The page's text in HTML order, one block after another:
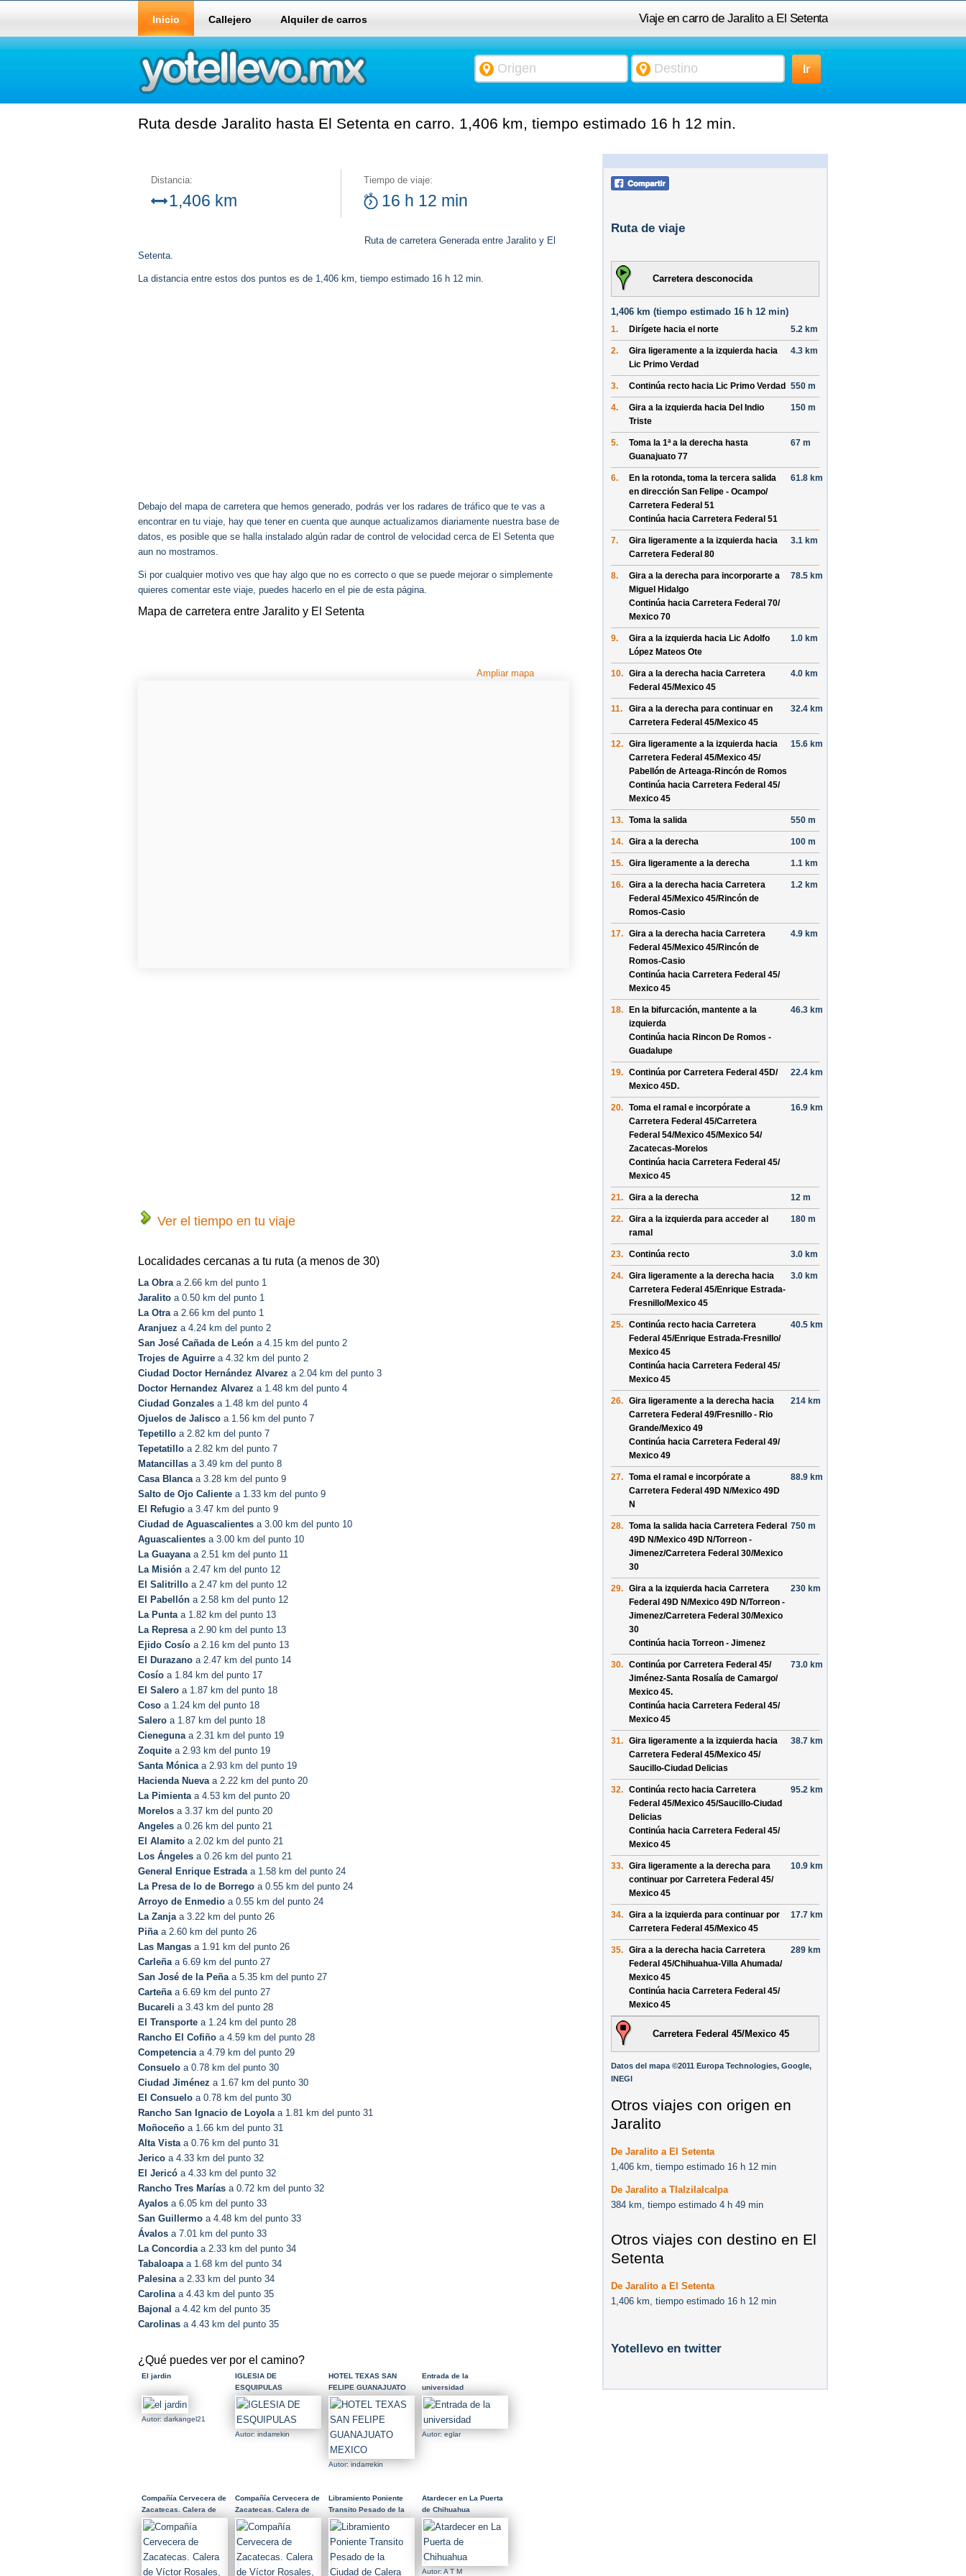
Viaje en carro de Jaralito a El Setenta
Inicio Callejero Alquiler de carros
Ruta desde Jaralito hasta El Setenta en carro. 1,406 km, tiempo estimado 16 h 12 min.
Distancia:
1,406 km
Tiempo de viaje:
16 h 12 min
Ruta de carretera Generada entre Jaralito y El
Setenta.
La distancia entre estos dos puntos es de 1,406 km, tiempo estimado 16 h 12 min.
Debajo del mapa de carretera que hemos generado, podrás ver los radares de tráfico que te vas a
encontrar en tu viaje, hay que tener en cuenta que aunque actualizamos diariamente nuestra base de
datos, es posible que se halla instalado algún radar de control de velocidad cerca de El Setenta que
aun no mostramos.
Si por cualquier motivo ves que hay algo que no es correcto o que se puede mejorar o simplemente
quieres comentar este viaje, puedes hacerlo en el pie de esta página.
Mapa de carretera entre Jaralito y El Setenta
Ampliar mapa
Ver el tiempo en tu viaje
Localidades cercanas a tu ruta (a menos de 30)
La Obraa 2.66 km del punto 1
Jaralito a 0.50 km del punto 1
La Otraa 2.66 km del punto 1
Aranjuez a 4.24 km del punto 2
San José Cañada de León a 4.15 km del punto 2
Trojes de Aguirre a 4.32 km del punto 2
Ciudad Doctor Hernández Alvarez a 2.04 km del punto 3
Doctor Hernandez Alvarez a 1.48 km del punto 4
Ciudad Gonzales a 1.48 km del punto 4
Ojuelos de Jalisco a 1.56 km del punto 7
Tepetillo a 2.82 km del punto 7
Tepetatillo a 2.82 km del punto 7
Matancillas a 3.49 km del punto 8
Casa Blancaa 3.28 km del punto 9
Salto de Ojo Caliente a 1.33 km del punto 9
El Refugio a 3.47 km del punto 9
Ciudad de Aguascalientes a 3.00 km del punto 10
Aguascalientes a 3.00 km del punto 10
La Guayanaa 2.51 km del punto 11
La Misión a 2.47 km del punto 12
El Salitrillo a 2.47 km del punto 12
El Pabellón a 2.58 km del punto 12
La Puntaa 1.82 km del punto 13
La Represaa 2.90 km del punto 13
Ejido Cosío a 2.16 km del punto 13
El Durazano a 2.47 km del punto 14
Cosío a 1.84 km del punto 17
El Salero a 1.87 km del punto 18
Coso a 1.24 km del punto 18
Salero a 1.87 km del punto 18
Cienegunaa 2.31 km del punto 19
Zoquite a 2.93 km del punto 19
Santa Mónicaa 2.93 km del punto 19
Hacienda Nuevaa 2.22 km del punto 20
La Pimientaa 4.53 km del punto 20
Morelos a 3.37 km del punto 20
Angeles a 0.26 km del punto 21
El Alamito a 2.02 km del punto 21
Los Ángeles a 0.26 km del punto 21
General Enrique Estradaa 1.58 km del punto 24
La Presa de lo de Borrego a 0.55 km del punto 24
Arroyo de Enmedio a 0.55 km del punto 24
La Zanjaa 3.22 km del punto 26
Piñaa 2.60 km del punto 26
Las Mangas a 1.91 km del punto 26
Carleñaa 6.69 km del punto 27
San José de la Peñaa 5.35 km del punto 27
Carteñaa 6.69 km del punto 27
Bucareli a 3.43 km del punto 28
El Transporte a 1.24 km del punto 28
Rancho El Cofiño a 4.59 km del punto 28
Competenciaa 4.79 km del punto 29
Consuelo a 0.78 km del punto 30
Ciudad Jiménez a 1.67 km del punto 30
El Consuelo a 0.78 km del punto 30
Rancho San Ignacio de Loyolaa 1.81 km del punto 31
Moñoceño a 1.66 km del punto 31
Alta Vistaa 0.76 km del punto 31
Jerico a 4.33 km del punto 32
El Jericó a 4.33 km del punto 32
Rancho Tres Marías a 0.72 km del punto 32
Ayalos a 6.05 km del punto 33
San Guillermo a 4.48 km del punto 33
Ávalos a 7.01 km del punto 33
La Concordiaa 2.33 km del punto 34
Tabaloapaa 1.68 km del punto 34
Palesinaa 2.33 km del punto 34
Carolinaa 4.43 km del punto 35
Bajonal a 4.42 km del punto 35
Carolinas a 4.43 km del punto 35
¿Qué puedes ver por el camino?
El jardin
Autor: darkangel21
IGLESIA DE
ESQUIPULAS
Autor: indarrekin
HOTEL TEXAS SAN
FELIPE GUANAJUATO
MEXICO
Autor: indarrekin
Entrada de la
universidad
Autor: eglar
Compañía Cervecera de
Zacatecas. Calera de
Víctor Rosales,
Zacatecas.
Compañía Cervecera de
Zacatecas. Calera de
Víctor Rosales,
Zacatecas.
Libramiento Poniente
Transito Pesado de la
Ciudad de Calera
Atardecer en La Puerta
de Chihuahua
Autor: A T M
Ruta de viaje
Carretera desconocida
1,406 km (tiempo estimado 16 h 12 min)
1. Dirígete hacia el norte 5.2 km
2.
Gira ligeramente a la izquierda hacia
Lic Primo Verdad
4.3 km
3. Continúa recto hacia Lic Primo Verdad 550 m
4. Gira a la izquierda hacia Del Indio
Triste
150 m
5.
Toma la 1ª a la derecha hasta
Guanajuato 77
67 m
6. En la rotonda, toma la tercera salida
en dirección San Felipe - Ocampo/
Carretera Federal 51
Continúa hacia Carretera Federal 51
61.8 km
7.
Gira ligeramente a la izquierda hacia
Carretera Federal 80
3.1 km
8.
Gira a la derecha para incorporarte a
Miguel Hidalgo
Continúa hacia Carretera Federal 70/
Mexico 70
78.5 km
9. Gira a la izquierda hacia Lic Adolfo
López Mateos Ote
1.0 km
10. Gira a la derecha hacia Carretera
Federal 45/Mexico 45
4.0 km
11.
Gira a la derecha para continuar en
Carretera Federal 45/Mexico 45
32.4 km
12. Gira ligeramente a la izquierda hacia
Carretera Federal 45/Mexico 45/
Pabellón de Arteaga-Rincón de Romos
Continúa hacia Carretera Federal 45/
Mexico 45
15.6 km
13. Toma la salida 550 m
14. Gira a la derecha 100 m
15. Gira ligeramente a la derecha 1.1 km
16. Gira a la derecha hacia Carretera
Federal 45/Mexico 45/Rincón de
Romos-Casio
1.2 km
17. Gira a la derecha hacia Carretera
Federal 45/Mexico 45/Rincón de
Romos-Casio
Continúa hacia Carretera Federal 45/
Mexico 45
4.9 km
18.
En la bifurcación, mantente a la
izquierda
Continúa hacia Rincon De Romos -
Guadalupe
46.3 km
19. Continúa por Carretera Federal 45D/
Mexico 45D.
22.4 km
20. Toma el ramal e incorpórate a
Carretera Federal 45/Carretera
Federal 54/Mexico 45/Mexico 54/
Zacatecas-Morelos
Continúa hacia Carretera Federal 45/
Mexico 45
16.9 km
21. Gira a la derecha 12 m
22. Gira a la izquierda para acceder al
ramal
180 m
23. Continúa recto 3.0 km
24. Gira ligeramente a la derecha hacia
Carretera Federal 45/Enrique Estrada-
Fresnillo/Mexico 45
3.0 km
25. Continúa recto hacia Carretera
Federal 45/Enrique Estrada-Fresnillo/
Mexico 45
Continúa hacia Carretera Federal 45/
Mexico 45
40.5 km
26. Gira ligeramente a la derecha hacia
Carretera Federal 49/Fresnillo - Rio
Grande/Mexico 49
Continúa hacia Carretera Federal 49/
Mexico 49
214 km
27. Toma el ramal e incorpórate a
Carretera Federal 49D N/Mexico 49D
N
88.9 km
28. Toma la salida hacia Carretera Federal
49D N/Mexico 49D N/Torreon -
Jimenez/Carretera Federal 30/Mexico
30
750 m
29. Gira a la izquierda hacia Carretera
Federal 49D N/Mexico 49D N/Torreon -
Jimenez/Carretera Federal 30/Mexico
30
Continúa hacia Torreon - Jimenez
230 km
30. Continúa por Carretera Federal 45/
Jiménez-Santa Rosalía de Camargo/
Mexico 45.
Continúa hacia Carretera Federal 45/
Mexico 45
73.0 km
31. Gira ligeramente a la izquierda hacia
Carretera Federal 45/Mexico 45/
Saucillo-Ciudad Delicias
38.7 km
32. Continúa recto hacia Carretera
Federal 45/Mexico 45/Saucillo-Ciudad
Delicias
Continúa hacia Carretera Federal 45/
Mexico 45
95.2 km
33. Gira ligeramente a la derecha para
continuar por Carretera Federal 45/
Mexico 45
10.9 km
34. Gira a la izquierda para continuar por
Carretera Federal 45/Mexico 45
17.7 km
35. Gira a la derecha hacia Carretera
Federal 45/Chihuahua-Villa Ahumada/
Mexico 45
Continúa hacia Carretera Federal 45/
Mexico 45
289 km
Carretera Federal 45/Mexico 45
Datos del mapa ©2011 Europa Technologies, Google,
INEGI
Otros viajes con origen en
Jaralito
De Jaralito a El Setenta
1,406 km, tiempo estimado 16 h 12 min
De Jaralito a Tlalzilalcalpa
384 km, tiempo estimado 4 h 49 min
Otros viajes con destino en El
Setenta
De Jaralito a El Setenta
1,406 km, tiempo estimado 16 h 12 min
Yotellevo en twitter